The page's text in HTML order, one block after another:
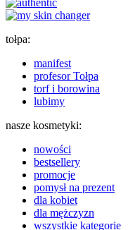
tołpa:
manifest
profesor Tołpa
torf i borowina
lubimy
nasze kosmetyki:
nowości
bestsellery
promocje
pomysł na prezent
dla kobiet
dla mężczyzn
wszystkie kategorie